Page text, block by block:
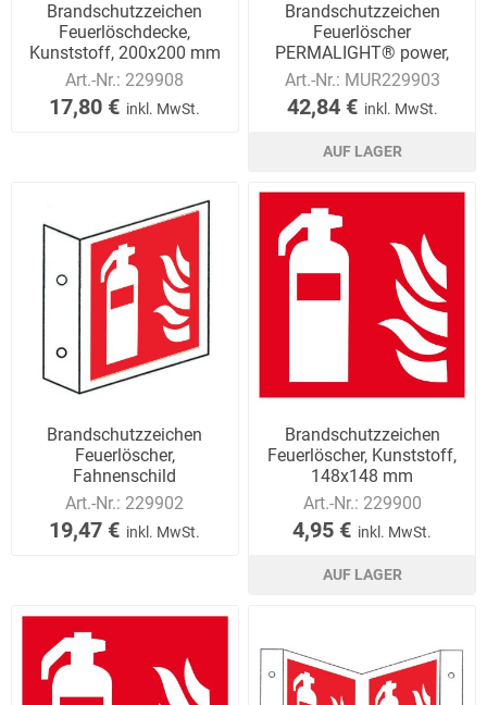
Brandschutzzeichen
Feuerlöschdecke,
Kunststoff, 200x200 mm
Art.-Nr.: 229908
17,80 € inkl. MwSt.
Brandschutzzeichen
Feuerlöscher
PERMALIGHT® power,
Nasenschild Kunststoff,
(BxH)
Art.-Nr.: MUR229903
42,84 € inkl. MwSt.
AUF LAGER
Brandschutzzeichen
Feuerlöscher,
Fahnenschild
Art.-Nr.: 229902
19,47 € inkl. MwSt.
Brandschutzzeichen
Feuerlöscher, Kunststoff,
148x148 mm
Art.-Nr.: 229900
4,95 € inkl. MwSt.
AUF LAGER